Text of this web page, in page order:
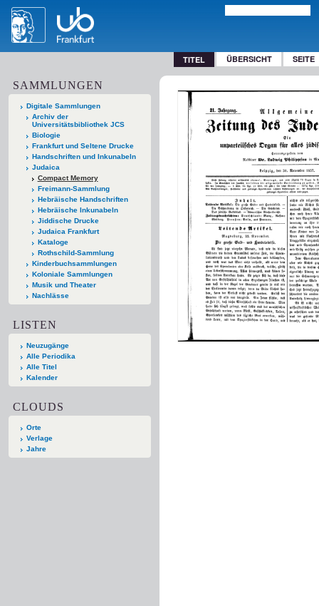
TITEL ÜBERSICHT SEITE
SAMMLUNGEN
Digitale Sammlungen
Archiv der
Universitätsbibliothek JCS
Biologie
Frankfurt und Seltene Drucke
Handschriften und Inkunabeln
Judaica
Compact Memory
Freimann-Sammlung
Hebräische Handschriften
Hebräische Inkunabeln
Jiddische Drucke
Judaica Frankfurt
Kataloge
Rothschild-Sammlung
Kinderbuchsammlungen
Koloniale Sammlungen
Musik und Theater
Nachlässe
LISTEN
Neuzugänge
Alle Periodika
Alle Titel
Kalender
CLOUDS
Orte
Verlage
Jahre